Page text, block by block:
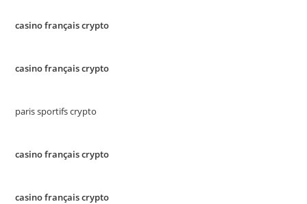
casino français crypto
casino français crypto
paris sportifs crypto
casino français crypto
casino français crypto